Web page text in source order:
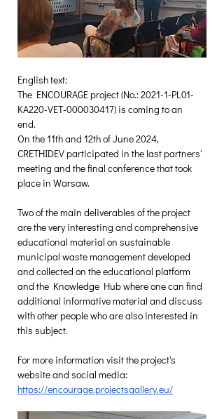
English text:
The ENCOURAGE project (No.: 2021-1-PL01-
KA220-VET-000030417) is coming to an
end.
On the 11th and 12th of June 2024,
CRETHIDEV participated in the last partners'
meeting and the final conference that took
place in Warsaw.
Two of the main deliverables of the project
are the very interesting and comprehensive
educational material on sustainable
municipal waste management developed
and collected on the educational platform
and the Knowledge Hub where one can find
additional informative material and discuss
with other people who are also interested in
this subject.
For more information visit the project's
website and social media:
https://encourage.projectsgallery.eu/